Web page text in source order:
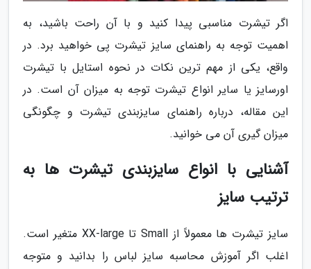
اگر تیشرت مناسبی پیدا کنید و با آن راحت باشید، به
اهمیت توجه به راهنمای سایز تیشرت پی خواهید برد. در
واقع، یکی از مهم ترین نکات در نحوه استایل با تیشرت
اورسایز یا سایر انواع تیشرت توجه به میزان آن است. در
این مقاله، درباره راهنمای سایزبندی تیشرت و چگونگی
میزان گیری آن می خوانید.
آشنایی با انواع سایزبندی تیشرت ها به
ترتیب سایز
سایز تیشرت ها معمولاً از Small تا XX-large متغیر است.
اغلب اگر آموزش محاسبه سایز لباس را بدانید و متوجه